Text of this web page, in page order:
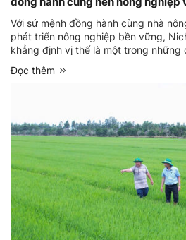
Với sứ mệnh đồng hành cùng nhà
phát triển nông nghiệp bền vững,
khẳng định vị thế là một trong những
nhiều giá trị thiết thực cho người sản
Đọc thêm